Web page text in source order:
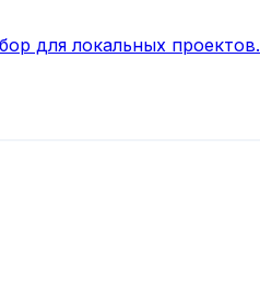
для локальных проектов.